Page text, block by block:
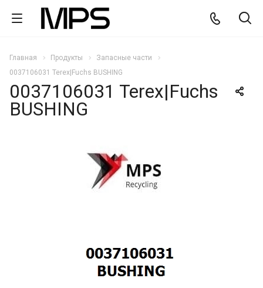
Главная Продукты
Запасные части
0037106031 Terex|Fuchs BUSHING
0037106031 Terex|Fuchs
BUSHING